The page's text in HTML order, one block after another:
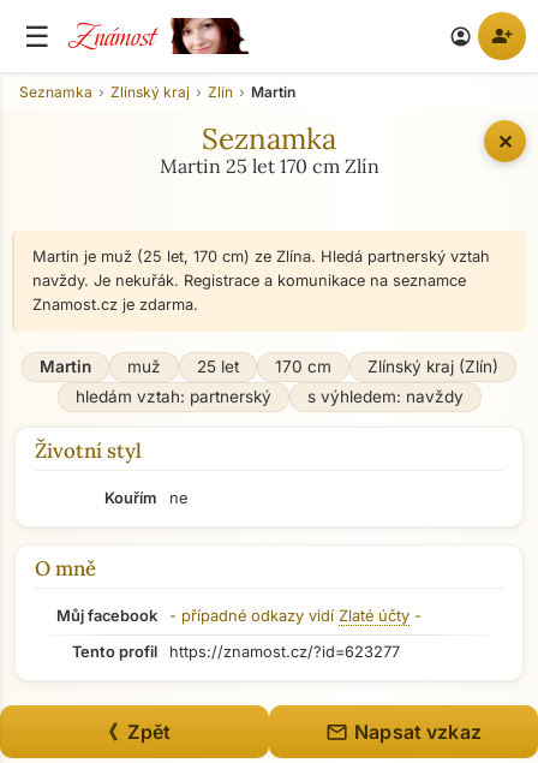
☰ Známost account_circle person_add
✕
Seznamka Zlínský kraj Zlín Martin
Seznamka
Martin 25 let 170 cm Zlín
Martin je muž (25 let, 170 cm) ze Zlína. Hledá partnerský vztah
navždy. Je nekuřák. Registrace a komunikace na seznamce
Znamost.cz je zdarma.
Martin muž 25 let 170 cm
Zlínský kraj (Zlín)
hledám vztah: partnerský
s výhledem: navždy
Životní styl
Kouřím ne
O mně
Můj facebook - případné odkazy vidí Zlaté účty -
Tento profil
https://znamost.cz/?id=623277
《 Zpět mail Napsat vzkaz